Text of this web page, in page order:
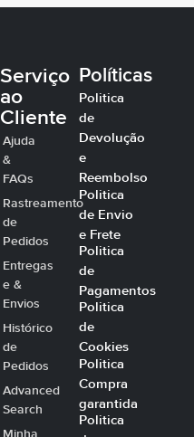
Serviço
ao
Cliente
Ajuda
&
FAQs
Rastreamento
de
Pedidos
Entregas
e &
Envios
Histórico
de
Pedidos
Advanced
Search
Minha
Políticas
Politica
de
Devolução
e
Reembolso
Politica
de Envio
e Frete
Politica
de
Pagamentos
Politica
de
Cookies
Politica
Compra
garantida
Politica